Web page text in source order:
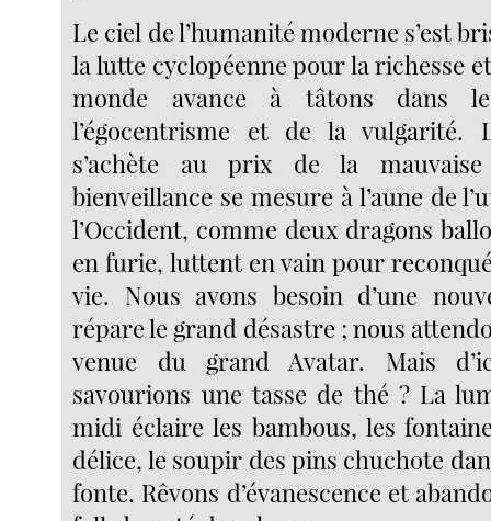
Le ciel de l’humanité moderne s’est
la lutte cyclopéenne pour la richesse
monde avance à tâtons dans
l’égocentrisme et de la vulgarité.
s’achète au prix de la mauvaise
bienveillance se mesure à l’aune de
l’Occident, comme deux dragons
en furie, luttent en vain pour
vie. Nous avons besoin d’une
répare le grand désastre ; nous
venue du grand Avatar. Mais
savourions une tasse de thé ? La
midi éclaire les bambous, les
délice, le soupir des pins chuchote
fonte. Rêvons d’évanescence et